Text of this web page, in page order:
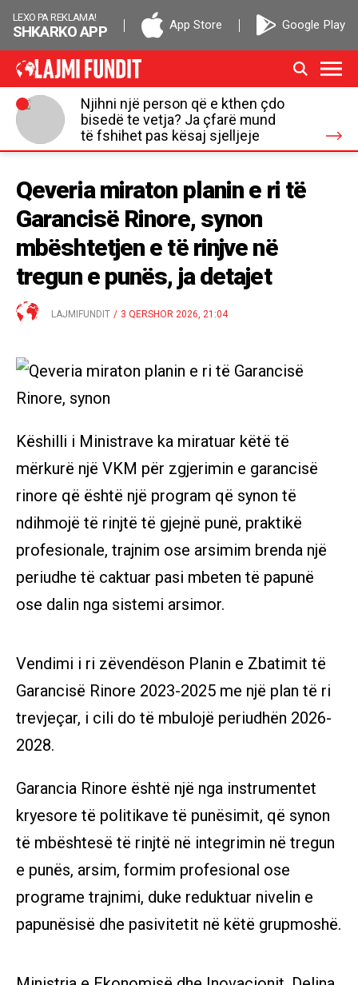
LEXO PA REKLAMA!
SHKARKO APP App Store Google Play
Njihni një person që e kthen çdo
bisedë te vetja? Ja çfarë mund
të fshihet pas kësaj sjelljeje
Qeveria miraton planin e ri të
Garancisë Rinore, synon
mbështetjen e të rinjve në
tregun e punës, ja detajet
LAJMIFUNDIT / 3 QERSHOR 2026, 21:04
Këshilli i Ministrave ka miratuar këtë të
mërkurë një VKM për zgjerimin e garancisë
rinore që është një program që synon të
ndihmojë të rinjtë të gjejnë punë, praktikë
profesionale, trajnim ose arsimim brenda një
periudhe të caktuar pasi mbeten të papunë
ose dalin nga sistemi arsimor.
Vendimi i ri zëvendëson Planin e Zbatimit të
Garancisë Rinore 2023-2025 me një plan të ri
trevjeçar, i cili do të mbulojë periudhën 2026-
2028.
Garancia Rinore është një nga instrumentet
kryesore të politikave të punësimit, që synon
të mbështesë të rinjtë në integrimin në tregun
e punës, arsim, formim profesional ose
programe trajnimi, duke reduktuar nivelin e
papunësisë dhe pasivitetit në këtë grupmoshë.